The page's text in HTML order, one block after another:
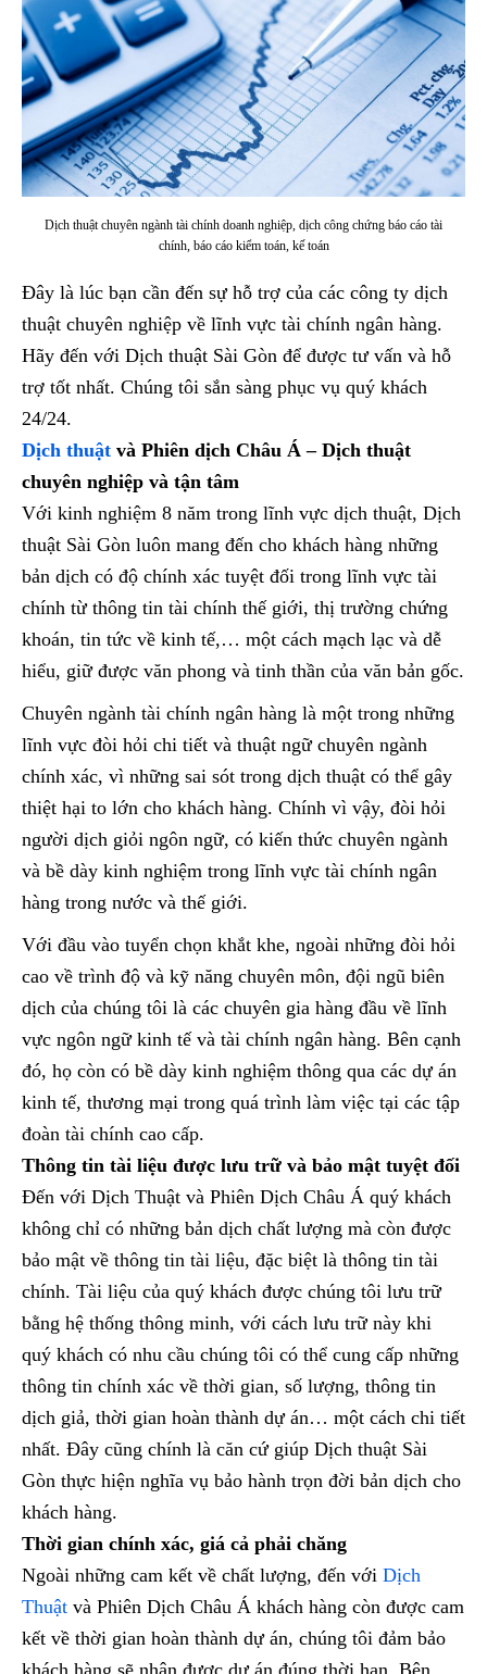
Dịch thuật chuyên ngành tài chính doanh nghiệp, dịch công chứng báo cáo tài
chính, báo cáo kiểm toán, kế toán
Đây là lúc bạn cần đến sự hỗ trợ của các công ty dịch
thuật chuyên nghiệp về lĩnh vực tài chính ngân hàng.
Hãy đến với Dịch thuật Sài Gòn để được tư vấn và hỗ
trợ tốt nhất. Chúng tôi sắn sàng phục vụ quý khách
24/24.
Dịch thuật và Phiên dịch Châu Á – Dịch thuật
chuyên nghiệp và tận tâm
Với kinh nghiệm 8 năm trong lĩnh vực dịch thuật, Dịch
thuật Sài Gòn luôn mang đến cho khách hàng những
bản dịch có độ chính xác tuyệt đối trong lĩnh vực tài
chính từ thông tin tài chính thế giới, thị trường chứng
khoán, tin tức về kinh tế,… một cách mạch lạc và dễ
hiểu, giữ được văn phong và tinh thần của văn bản gốc.
Chuyên ngành tài chính ngân hàng là một trong những
lĩnh vực đòi hỏi chi tiết và thuật ngữ chuyên ngành
chính xác, vì những sai sót trong dịch thuật có thể gây
thiệt hại to lớn cho khách hàng. Chính vì vậy, đòi hỏi
người dịch giỏi ngôn ngữ, có kiến thức chuyên ngành
và bề dày kinh nghiệm trong lĩnh vực tài chính ngân
hàng trong nước và thế giới.
Với đầu vào tuyển chọn khắt khe, ngoài những đòi hỏi
cao về trình độ và kỹ năng chuyên môn, đội ngũ biên
dịch của chúng tôi là các chuyên gia hàng đầu về lĩnh
vực ngôn ngữ kinh tế và tài chính ngân hàng. Bên cạnh
đó, họ còn có bề dày kinh nghiệm thông qua các dự án
kinh tế, thương mại trong quá trình làm việc tại các tập
đoàn tài chính cao cấp.
Thông tin tài liệu được lưu trữ và bảo mật tuyệt đối
Đến với Dịch Thuật và Phiên Dịch Châu Á quý khách
không chỉ có những bản dịch chất lượng mà còn được
bảo mật về thông tin tài liệu, đặc biệt là thông tin tài
chính. Tài liệu của quý khách được chúng tôi lưu trữ
bằng hệ thống thông minh, với cách lưu trữ này khi
quý khách có nhu cầu chúng tôi có thể cung cấp những
thông tin chính xác về thời gian, số lượng, thông tin
dịch giả, thời gian hoàn thành dự án… một cách chi tiết
nhất. Đây cũng chính là căn cứ giúp Dịch thuật Sài
Gòn thực hiện nghĩa vụ bảo hành trọn đời bản dịch cho
khách hàng.
Thời gian chính xác, giá cả phải chăng
Ngoài những cam kết về chất lượng, đến với Dịch
Thuật và Phiên Dịch Châu Á khách hàng còn được cam
kết về thời gian hoàn thành dự án, chúng tôi đảm bảo
khách hàng sẽ nhận được dự án đúng thời hạn. Bên